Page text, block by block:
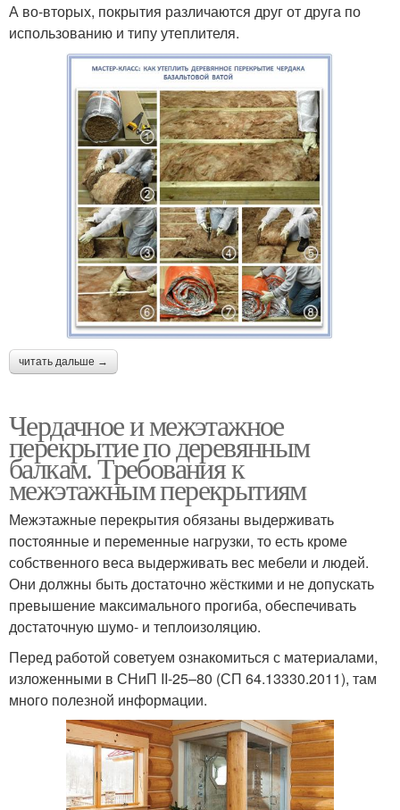
А во-вторых, покрытия различаются друг от друга по
использованию и типу утеплителя.
читать дальше →
Чердачное и межэтажное
перекрытие по деревянным
балкам. Требования к
межэтажным перекрытиям
Межэтажные перекрытия обязаны выдерживать
постоянные и переменные нагрузки, то есть кроме
собственного веса выдерживать вес мебели и людей.
Они должны быть достаточно жёсткими и не допускать
превышение максимального прогиба, обеспечивать
достаточную шумо- и теплоизоляцию.
Перед работой советуем ознакомиться с материалами,
изложенными в СНиП II-25–80 (СП 64.13330.2011), там
много полезной информации.